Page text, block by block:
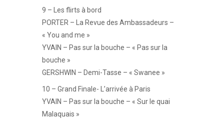
9 – Les flirts à bord
PORTER – La Revue des Ambassadeurs –
« You and me »
YVAIN – Pas sur la bouche – « Pas sur la
bouche »
GERSHWIN – Demi-Tasse – « Swanee »
10 – Grand Finale- L’arrivée à Paris
YVAIN – Pas sur la bouche – « Sur le quai
Malaquais »